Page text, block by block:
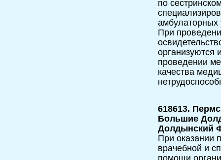
по
амбулаторных
При
организуются
проведении
качества
618613.
Большие
Долдынский
При оказании
врачебной и
помощи